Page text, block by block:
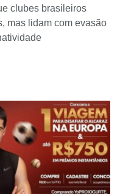
clubes brasileiros
mas lidam com evasão